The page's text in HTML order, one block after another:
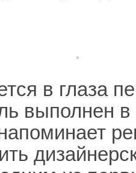
в глаза
выполнен